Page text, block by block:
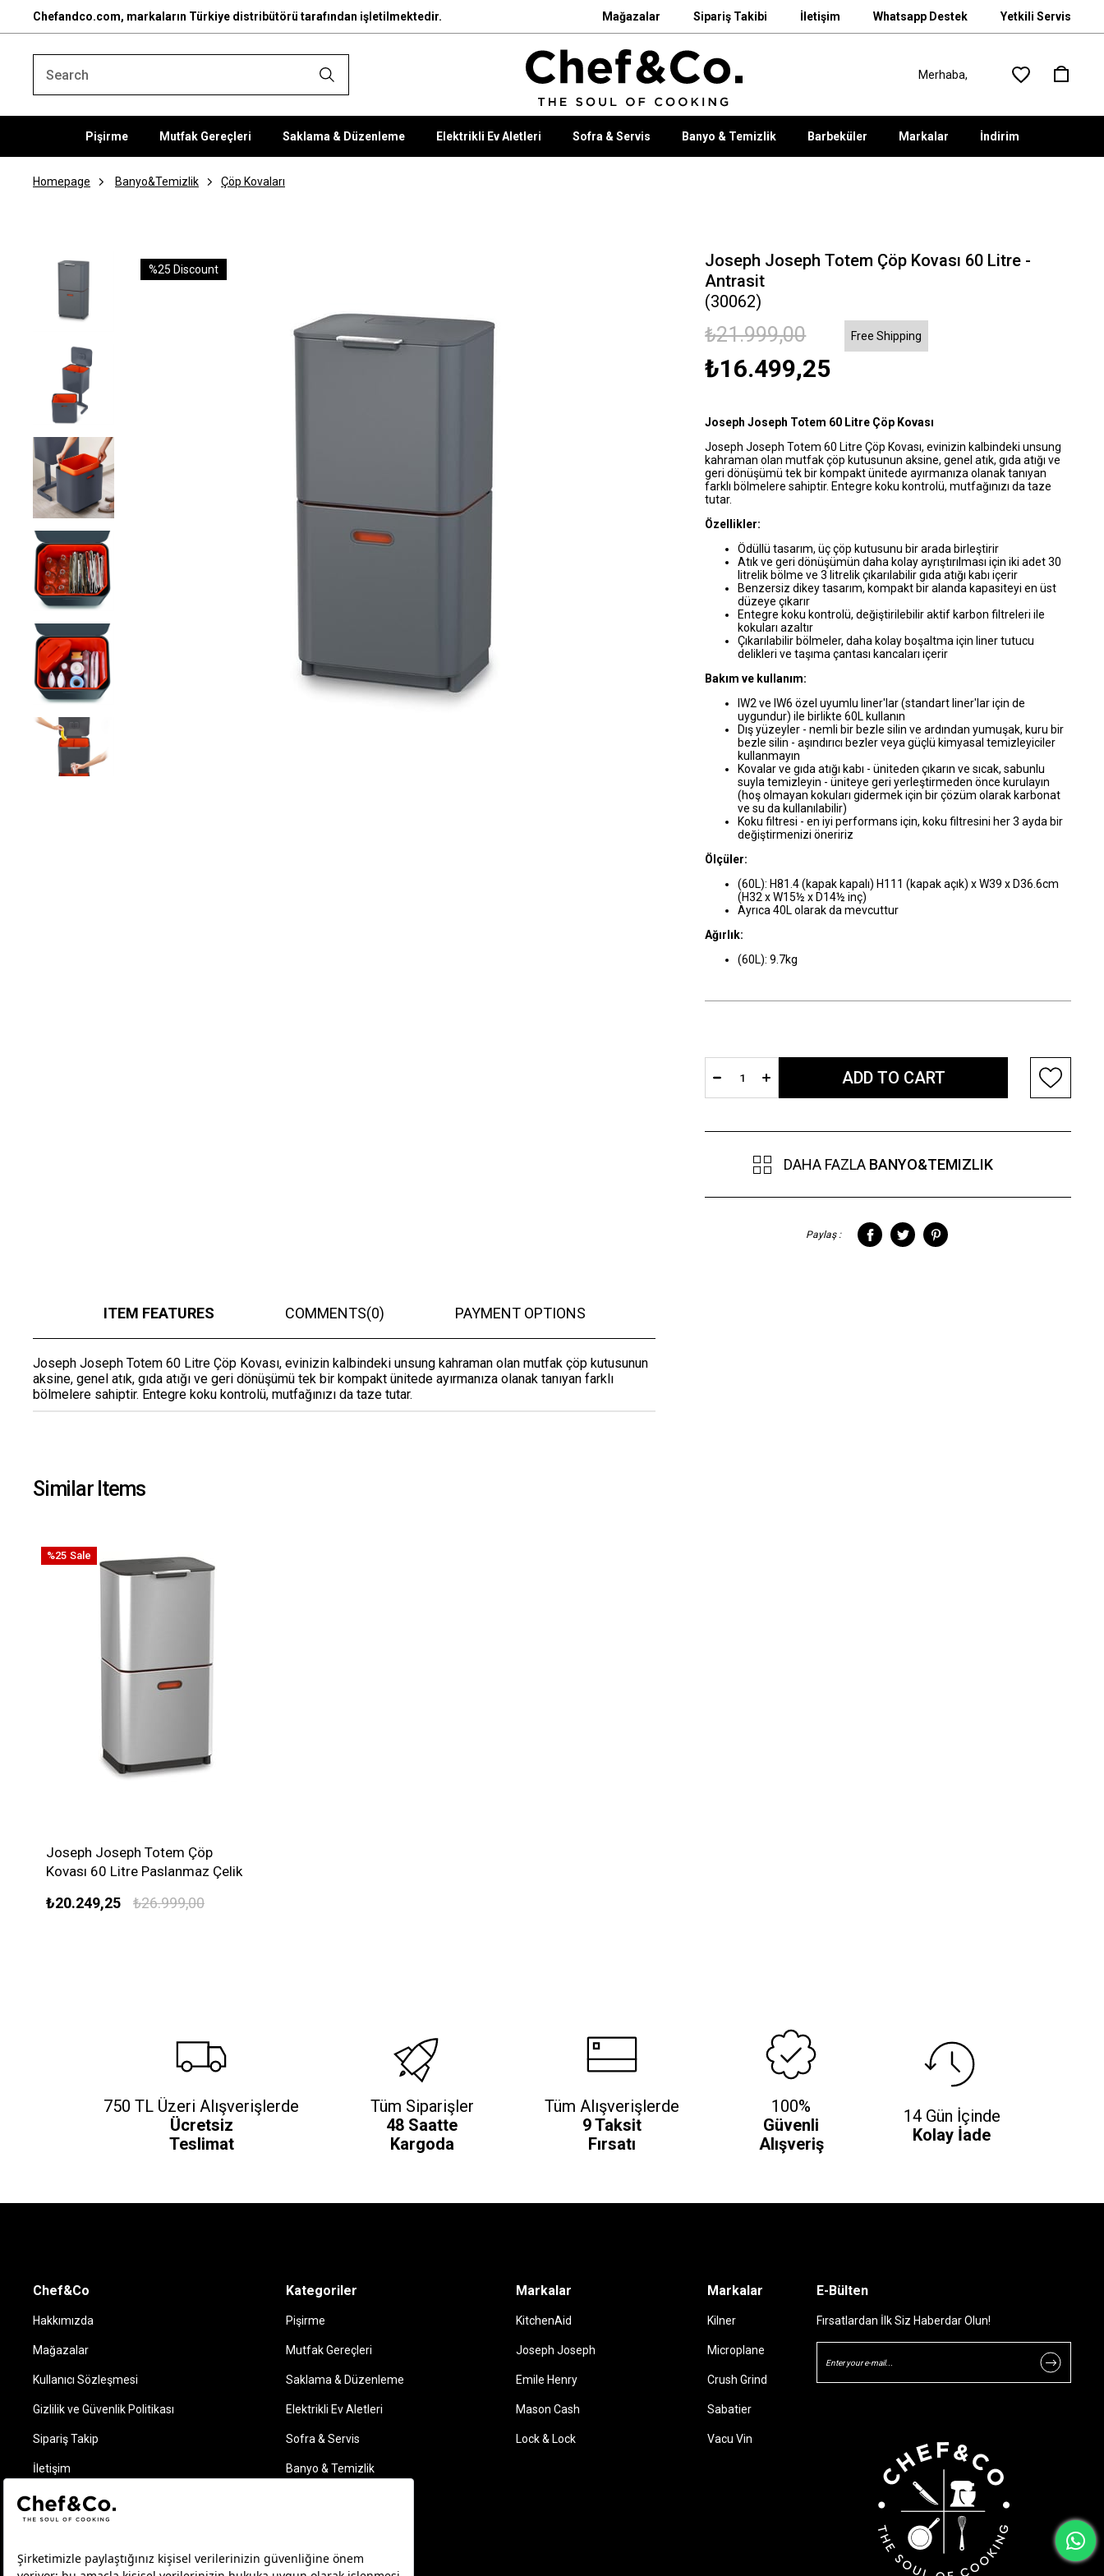
Chefandco.com, markaların Türkiye distribütörü tarafından işletilmektedir. Mağazalar Sipariş Takibi İletişim Whatsapp Destek Yetkili Servis
Pişirme Mutfak Gereçleri Saklama & Düzenleme Elektrikli Ev Aletleri Sofra & Servis Banyo & Temizlik Barbeküler Markalar İndirim
Homepage Banyo&Temizlik Çöp Kovaları
%25 Discount
Joseph Joseph Totem Çöp Kovası 60 Litre -
Antrasit
(30062)
₺21.999,00
₺16.499,25
Free Shipping
Joseph Joseph Totem 60 Litre Çöp Kovası
Joseph Joseph Totem 60 Litre Çöp Kovası, evinizin kalbindeki unsung
kahraman olan mutfak çöp kutusunun aksine, genel atık, gıda atığı ve
geri dönüşümü tek bir kompakt ünitede ayırmanıza olanak tanıyan
farklı bölmelere sahiptir. Entegre koku kontrolü, mutfağınızı da taze
tutar.
Özellikler:
Ödüllü tasarım, üç çöp kutusunu bir arada birleştirir
Atık ve geri dönüşümün daha kolay ayrıştırılması için iki adet 30
litrelik bölme ve 3 litrelik çıkarılabilir gıda atığı kabı içerir
Benzersiz dikey tasarım, kompakt bir alanda kapasiteyi en üst
düzeye çıkarır
Entegre koku kontrolü, değiştirilebilir aktif karbon filtreleri ile
kokuları azaltır
Çıkarılabilir bölmeler, daha kolay boşaltma için liner tutucu
delikleri ve taşıma çantası kancaları içerir
Bakım ve kullanım:
IW2 ve IW6 özel uyumlu liner'lar (standart liner'lar için de
uygundur) ile birlikte 60L kullanın
Dış yüzeyler - nemli bir bezle silin ve ardından yumuşak, kuru bir
bezle silin - aşındırıcı bezler veya güçlü kimyasal temizleyiciler
kullanmayın
Kovalar ve gıda atığı kabı - üniteden çıkarın ve sıcak, sabunlu
suyla temizleyin - üniteye geri yerleştirmeden önce kurulayın
(hoş olmayan kokuları gidermek için bir çözüm olarak karbonat
ve su da kullanılabilir)
Koku filtresi - en iyi performans için, koku filtresini her 3 ayda bir
değiştirmenizi öneririz
Ölçüler:
(60L): H81.4 (kapak kapalı) H111 (kapak açık) x W39 x D36.6cm
(H32 x W15½ x D14½ inç)
Ayrıca 40L olarak da mevcuttur
Ağırlık:
(60L): 9.7kg
DAHA FAZLA BANYO&TEMIZLIK
Paylaş :
ITEM FEATURES COMMENTS(0) PAYMENT OPTIONS
Joseph Joseph Totem 60 Litre Çöp Kovası, evinizin kalbindeki unsung kahraman olan mutfak çöp kutusunun
aksine, genel atık, gıda atığı ve geri dönüşümü tek bir kompakt ünitede ayırmanıza olanak tanıyan farklı
bölmelere sahiptir. Entegre koku kontrolü, mutfağınızı da taze tutar.
Similar Items
Joseph Joseph Totem Çöp
Kovası 60 Litre Paslanmaz Çelik
₺20.249,25 ₺26.999,00
%25 Sale
750 TL Üzeri Alışverişlerde
Ücretsiz
Teslimat
Tüm Siparişler
48 Saatte
Kargoda
Tüm Alışverişlerde
9 Taksit
Fırsatı
100%
Güvenli
Alışveriş
14 Gün İçinde
Kolay İade
Chef&Co
Hakkımızda
Mağazalar
Kullanıcı Sözleşmesi
Gizlilik ve Güvenlik Politikası
Sipariş Takip
İletişim
Takip Edin
Kategoriler
Pişirme
Mutfak Gereçleri
Saklama & Düzenleme
Elektrikli Ev Aletleri
Sofra & Servis
Banyo & Temizlik
Markalar
KitchenAid
Joseph Joseph
Emile Henry
Mason Cash
Lock & Lock
Markalar
Kilner
Microplane
Crush Grind
Sabatier
Vacu Vin
E-Bülten
Fırsatlardan İlk Siz Haberdar Olun!